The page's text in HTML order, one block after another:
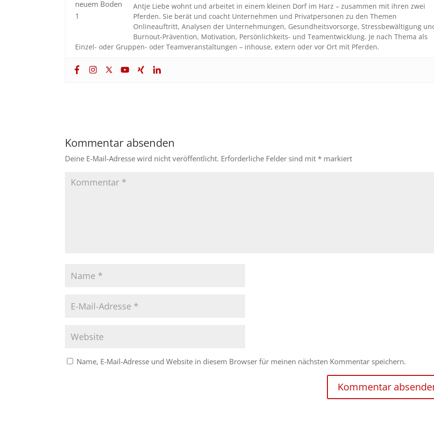
Antje Liebe wohnt und arbeitet in einem kleinen Dorf im Harz – zusammen mit ihren zwei
Pferden. Sie berät und coacht Unternehmen und Privatpersonen zu den Themen
Onlineauftritt, Analysen der Unternehmungen, Gesundheitsvorsorge, Stressbewältigung
Burnout-Prävention, Motivation, Persönlichkeits- und Teamentwicklung. Je nach Thema als
Einzel- oder Gruppen- oder Teamveranstaltungen – inhouse, extern oder vor Ort mit Pferden.
Kommentar absenden
Deine E-Mail-Adresse wird nicht veröffentlicht. Erforderliche Felder sind mit* markiert
Name, E-Mail-Adresse und Website in diesem Browser für meinen nächsten Kommentar speichern.